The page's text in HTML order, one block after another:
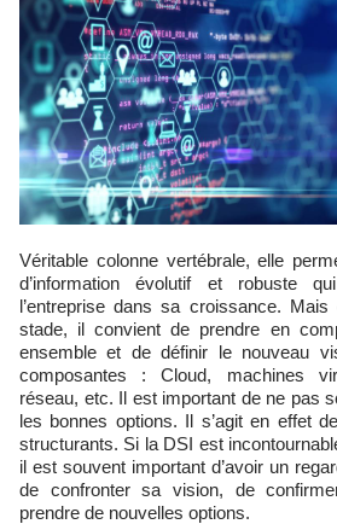
Véritable colonne vertébrale, elle permet de bâtir un système
d’information évolutif et robuste
l’entreprise dans sa croissance.
stade, il convient de prendre en
ensemble et de définir le nouveau
composantes : Cloud, machines
réseau, etc. Il est important de ne pas
les bonnes options. Il s’agit en effet
structurants. Si la DSI est
il est souvent important d’avoir un
de confronter sa vision, de
prendre de nouvelles options.